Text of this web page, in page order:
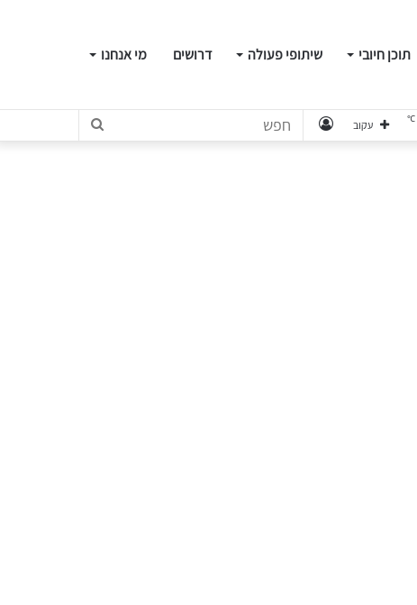
תוכן חיובי שיתופי פעולה דרושים מי אנחנו
חפש התחבר עקוב ℃